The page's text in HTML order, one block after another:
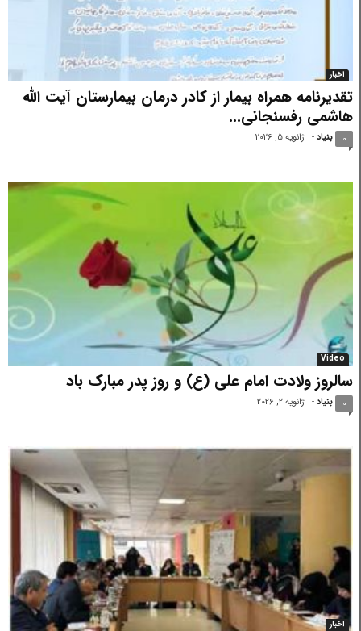
اخبار
تقدیرنامه همراه بیمار از کادر درمان بیمارستان آیت الله
هاشمی رفسنجانی...
بنیاد - ژانویه 5, 2026 0
Video
سالروز ولادت امام علی (ع) و روز پدر مبارک باد
بنیاد - ژانویه 2, 2026 0
اخبار